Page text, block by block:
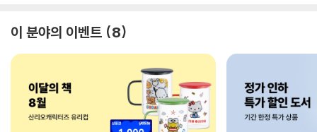
이 분야의 이벤트 8